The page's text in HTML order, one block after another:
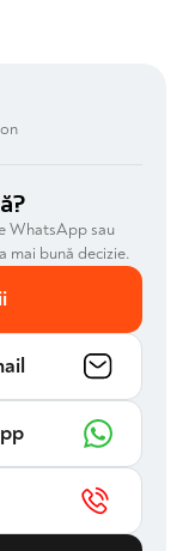
WhatsApp sau
mai bună decizie.